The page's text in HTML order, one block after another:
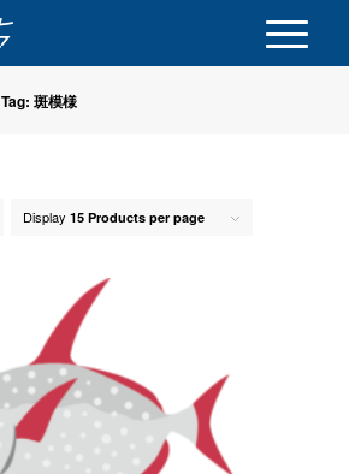
Tag: 斑模様
Display 15 Products per page